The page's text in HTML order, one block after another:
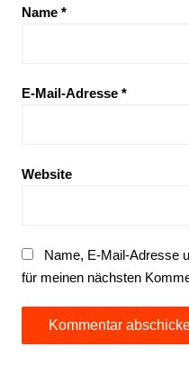
Name *
E-Mail-Adresse *
Website
Name, E-Mail-Adresse
für meinen nächsten